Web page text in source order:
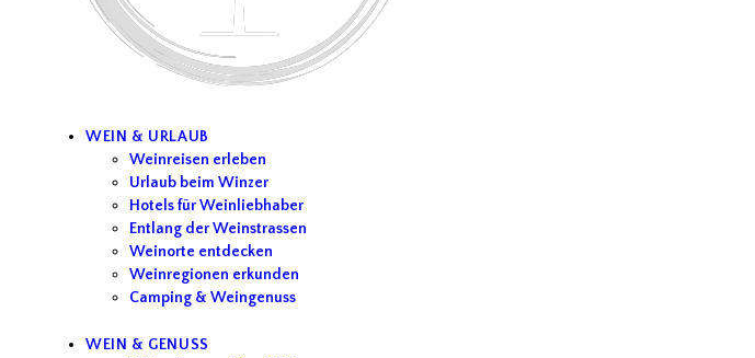
WEIN & URLAUB
Weinreisen erleben
Urlaub beim Winzer
Hotels für Weinliebhaber
Entlang der Weinstrassen
Weinorte entdecken
Weinregionen erkunden
Camping & Weingenuss
WEIN & GENUSS